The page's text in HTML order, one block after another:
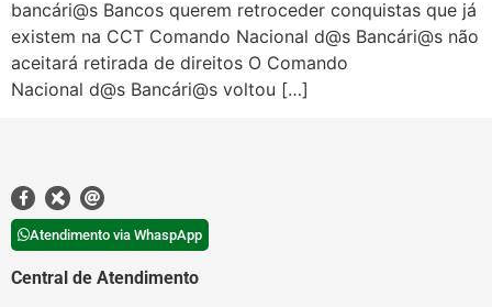
bancári@s Bancos querem retroceder conquistas que já
existem na CCT Comando Nacional d@s Bancári@s não
aceitará retirada de direitos O Comando
Nacional d@s Bancári@s voltou […]
Atendimento via WhaspApp
Central de Atendimento